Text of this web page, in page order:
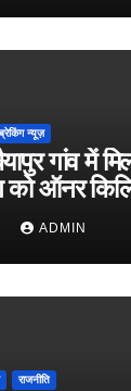
ब्रेकिंग न्यूज़
गांव में
को ऑनर
ADMIN
राजनीति